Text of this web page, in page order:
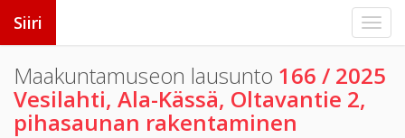
Siiri
Maakuntamuseon lausunto 166 / 2025
Vesilahti, Ala-Kässä, Oltavantie 2,
pihasaunan rakentaminen